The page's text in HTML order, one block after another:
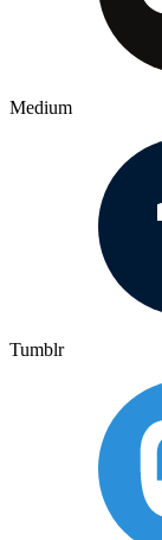
Medium
Tumblr